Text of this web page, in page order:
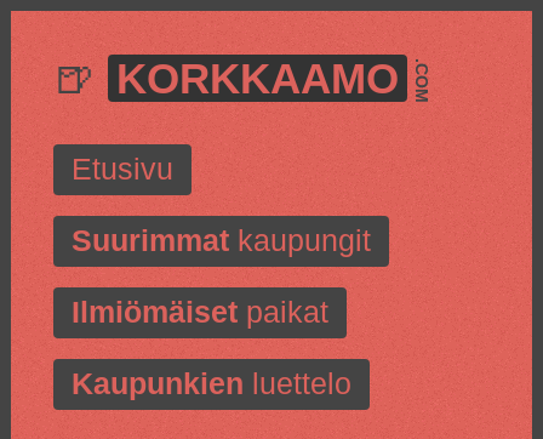
🍺 KORKKAAMO .COM
Etusivu
Suurimmatkaupungit
Ilmiömäisetpaikat
Kaupunkien luettelo